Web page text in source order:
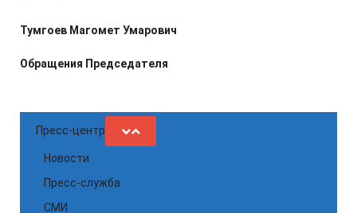
Тумгоев Магомет Умарович
Обращения Председателя
Пресс-центр
Новости
Пресс-служба
СМИ